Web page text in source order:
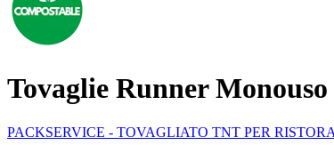
Tovaglie Runner
PACKSERVICE - TOVAGLIATO TNT PER